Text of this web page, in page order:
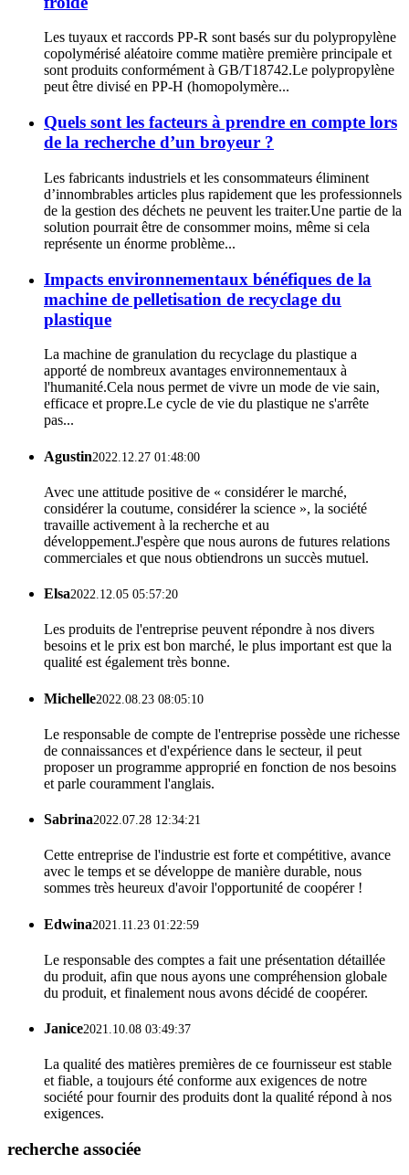
Les tuyaux et raccords PP-R sont basés sur du polypropylène
copolymérisé aléatoire comme matière première principale et
sont produits conformément à GB/T18742.Le polypropylène
peut être divisé en PP-H (homopolymère...
Quels sont les facteurs à prendre en compte lors
de la recherche d’un broyeur ?
Les fabricants industriels et les consommateurs éliminent
d’innombrables articles plus rapidement que les professionnels
de la gestion des déchets ne peuvent les traiter.Une partie de la
solution pourrait être de consommer moins, même si cela
représente un énorme problème...
Impacts environnementaux bénéfiques de la
machine de pelletisation de recyclage du
plastique
La machine de granulation du recyclage du plastique a
apporté de nombreux avantages environnementaux à
l'humanité.Cela nous permet de vivre un mode de vie sain,
efficace et propre.Le cycle de vie du plastique ne s'arrête
pas...
Agustin2022.12.27 01:48:00
Avec une attitude positive de « considérer le marché,
considérer la coutume, considérer la science », la société
travaille activement à la recherche et au
développement.J'espère que nous aurons de futures relations
commerciales et que nous obtiendrons un succès mutuel.
Elsa2022.12.05 05:57:20
Les produits de l'entreprise peuvent répondre à nos divers
besoins et le prix est bon marché, le plus important est que la
qualité est également très bonne.
Michelle2022.08.23 08:05:10
Le responsable de compte de l'entreprise possède une richesse
de connaissances et d'expérience dans le secteur, il peut
proposer un programme approprié en fonction de nos besoins
et parle couramment l'anglais.
Sabrina2022.07.28 12:34:21
Cette entreprise de l'industrie est forte et compétitive, avance
avec le temps et se développe de manière durable, nous
sommes très heureux d'avoir l'opportunité de coopérer !
Edwina2021.11.23 01:22:59
Le responsable des comptes a fait une présentation détaillée
du produit, afin que nous ayons une compréhension globale
du produit, et finalement nous avons décidé de coopérer.
Janice2021.10.08 03:49:37
La qualité des matières premières de ce fournisseur est stable
et fiable, a toujours été conforme aux exigences de notre
société pour fournir des produits dont la qualité répond à nos
exigences.
recherche associée